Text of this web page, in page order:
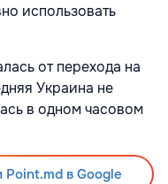
использовать
от перехода на
Украина не
в одном часовом
Point.md в Google